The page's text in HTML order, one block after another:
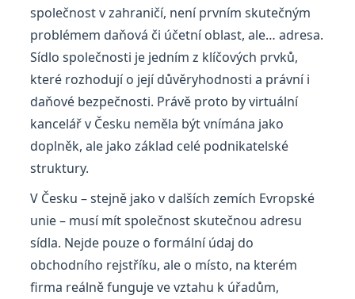
společnost v zahraničí, není prvním skutečným
problémem daňová či účetní oblast, ale… adresa.
Sídlo společnosti je jedním z klíčových prvků,
které rozhodují o její důvěryhodnosti a právní i
daňové bezpečnosti. Právě proto by virtuální
kancelář v Česku neměla být vnímána jako
doplněk, ale jako základ celé podnikatelské
struktury.
V Česku – stejně jako v dalších zemích Evropské
unie – musí mít společnost skutečnou adresu
sídla. Nejde pouze o formální údaj do
obchodního rejstříku, ale o místo, na kterém
firma reálně funguje ve vztahu k úřadům,